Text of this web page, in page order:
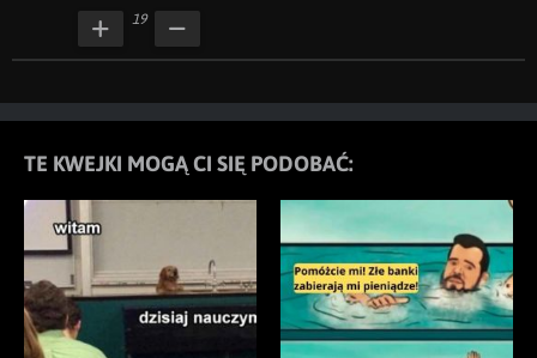
19
TE KWEJKI MOGĄ CI SIĘ PODOBAĆ: